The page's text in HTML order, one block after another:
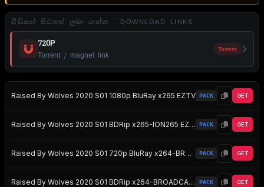
වීඩියෝ පිටපත් ලබා ගන්න . DOWNLOAD LINKS
720P
Torrent / magnet link
Torrent
Raised By Wolves 2020 S01 1080p BluRay x265 EZTV PACK GET
Raised By Wolves 2020 S01 BDRip x265-ION265 EZTV PACK GET
Raised By Wolves 2020 S01 720p BluRay x264-BROADCAST EZTV PACK GET
Raised By Wolves 2020 S01 BDRip x264-BROADCAST EZTV PACK GET